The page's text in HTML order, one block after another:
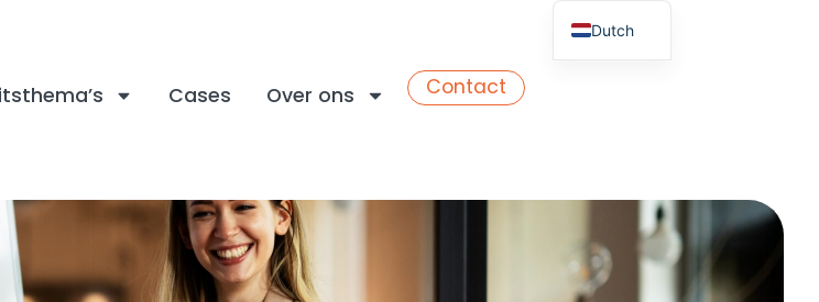
Cases Over ons Contact
Dutch